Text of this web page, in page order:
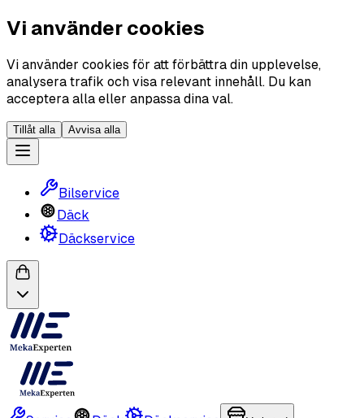
Vi använder cookies
Vi använder cookies för att förbättra din upplevelse,
analysera trafik och visa relevant innehåll. Du kan
acceptera alla eller anpassa dina val.
Tillåt alla Avvisa alla
Bilservice
Däck
Däckservice